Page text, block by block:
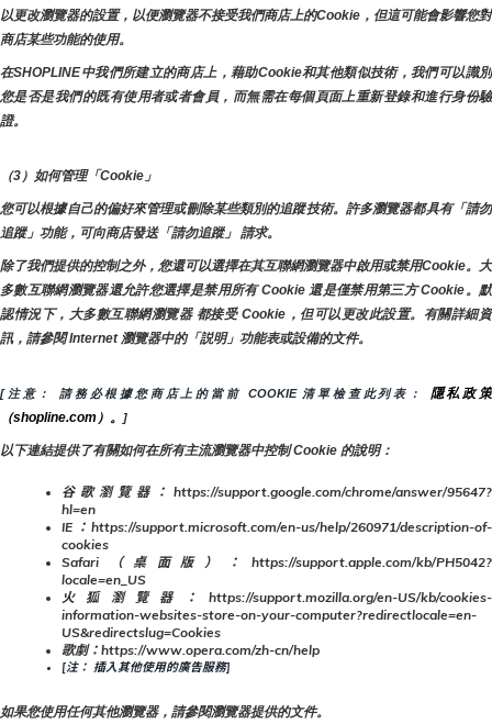
以更改瀏覽器的設置，以便瀏覽器不接受我們商店上的Cookie，但這可能會影響您對
商店某些功能的使用。
在SHOPLINE中我們所建立的商店上，藉助Cookie和其他類似技術，我們可以識別
您是否是我們的既有使用者或者會員，而無需在每個頁面上重新登錄和進行身份驗
證。
（3）如何管理「Cookie」
您可以根據自己的偏好來管理或刪除某些類別的追蹤技術。許多瀏覽器都具有「請勿
追蹤」功能，可向商店發送「請勿追蹤」 請求。
除了我們提供的控制之外，您還可以選擇在其互聯網瀏覽器中啟用或禁用Cookie。大
多數互聯網瀏覽器還允許您選擇是禁用所有 Cookie 還是僅禁用第三方 Cookie。默
認情況下，大多數互聯網瀏覽器 都接受 Cookie，但可以更改此設置。有關詳細資
訊，請參閱 Internet 瀏覽器中的「説明」功能表或設備的文件。
[注意： 請務必根據您商店上的當前 COOKIE 清單檢查此列表：
隱私政策
（shopline.com）。
]
以下連結提供了有關如何在所有主流瀏覽器中控制 Cookie 的說明：
谷歌瀏覽器：https://support.google.com/chrome/answer/95647?
hl=en
IE：https://support.microsoft.com/en-us/help/260971/description-of-
cookies
Safari（桌面版）：https://support.apple.com/kb/PH5042?
locale=en_US
火狐瀏覽器：https://support.mozilla.org/en-US/kb/cookies-
information-websites-store-on-your-computer?redirectlocale=en-
US&redirectslug=Cookies
歌劇：https://www.opera.com/zh-cn/help
[注： 插入其他使用的廣告服務]
如果您使用任何其他瀏覽器，請參閱瀏覽器提供的文件。